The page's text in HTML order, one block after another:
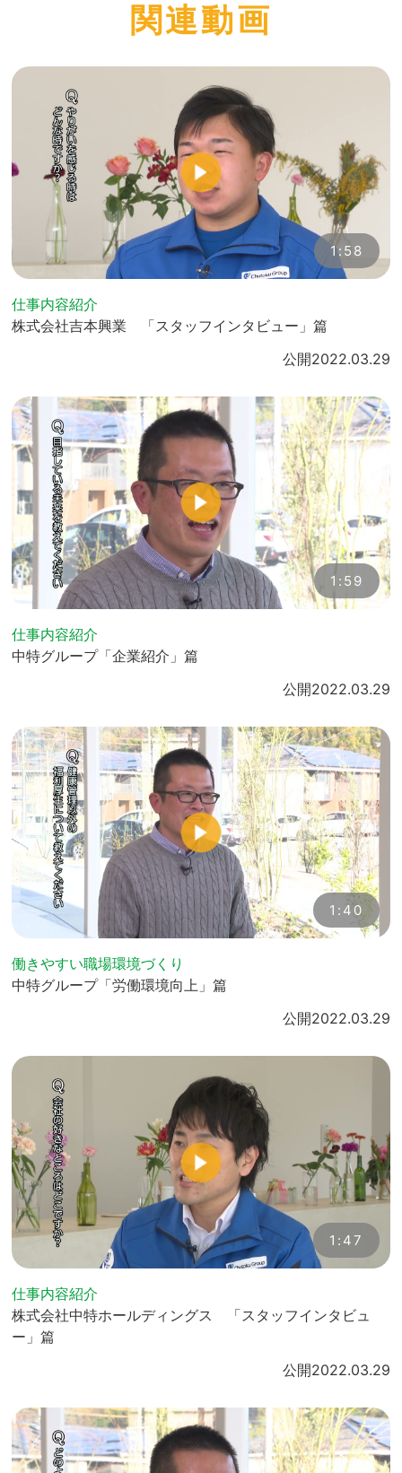
関連動画
1:58
仕事内容紹介
株式会社吉本興業 「スタッフインタビュー」篇
公開2022.03.29
1:59
仕事内容紹介
中特グループ「企業紹介」篇
公開2022.03.29
1:40
働きやすい職場環境づくり
中特グループ「労働環境向上」篇
公開2022.03.29
1:47
仕事内容紹介
株式会社中特ホールディングス 「スタッフインタビュ
ー」篇
公開2022.03.29